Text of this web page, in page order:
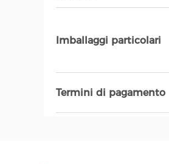
Imballaggi particolari
Termini di pagamento